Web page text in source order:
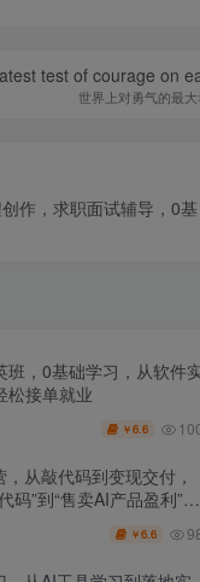
test of courage on
世界上对勇气的最
作，求职面试辅导，0基
班，0基础学习，从软件
松接单就业
￥6.6
从敲代码到变现交付，
码”到“售卖AI产品盈利”的
￥6.6